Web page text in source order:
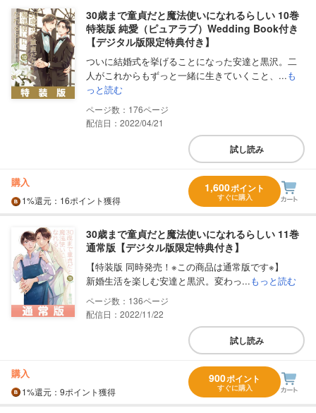
30歳まで童貞だと魔法使いになれるらしい 10巻
特装版 純愛（ピュアラブ）Wedding Book付き
【デジタル版限定特典付き】
ついに結婚式を挙げることになった安達と黒沢。二
人がこれからもずっと一緒に生きていくこと、...も
っと読む
176
配信日：2022/04/21
試し読み
購入
1%還元 ：16ポイント獲得
1,600ポイント
すぐに購入
30歳まで童貞だと魔法使いになれるらしい 11巻
通常版【デジタル版限定特典付き】
【特装版 同時発売！※この商品は通常版です※】
新婚生活を楽しむ安達と黒沢。変わっ...もっと読む
136
配信日：2022/11/22
試し読み
購入
1%還元 ：9ポイント獲得
900ポイント
すぐに購入